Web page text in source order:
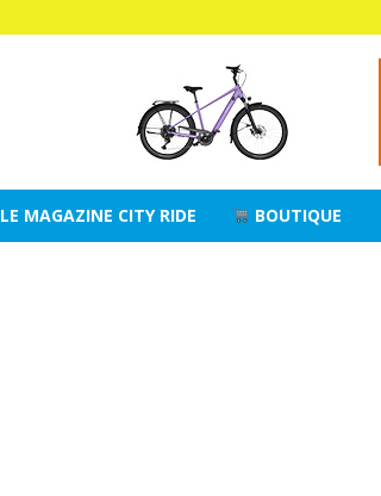
LE MAGAZINE CITY RIDE BOUTIQUE